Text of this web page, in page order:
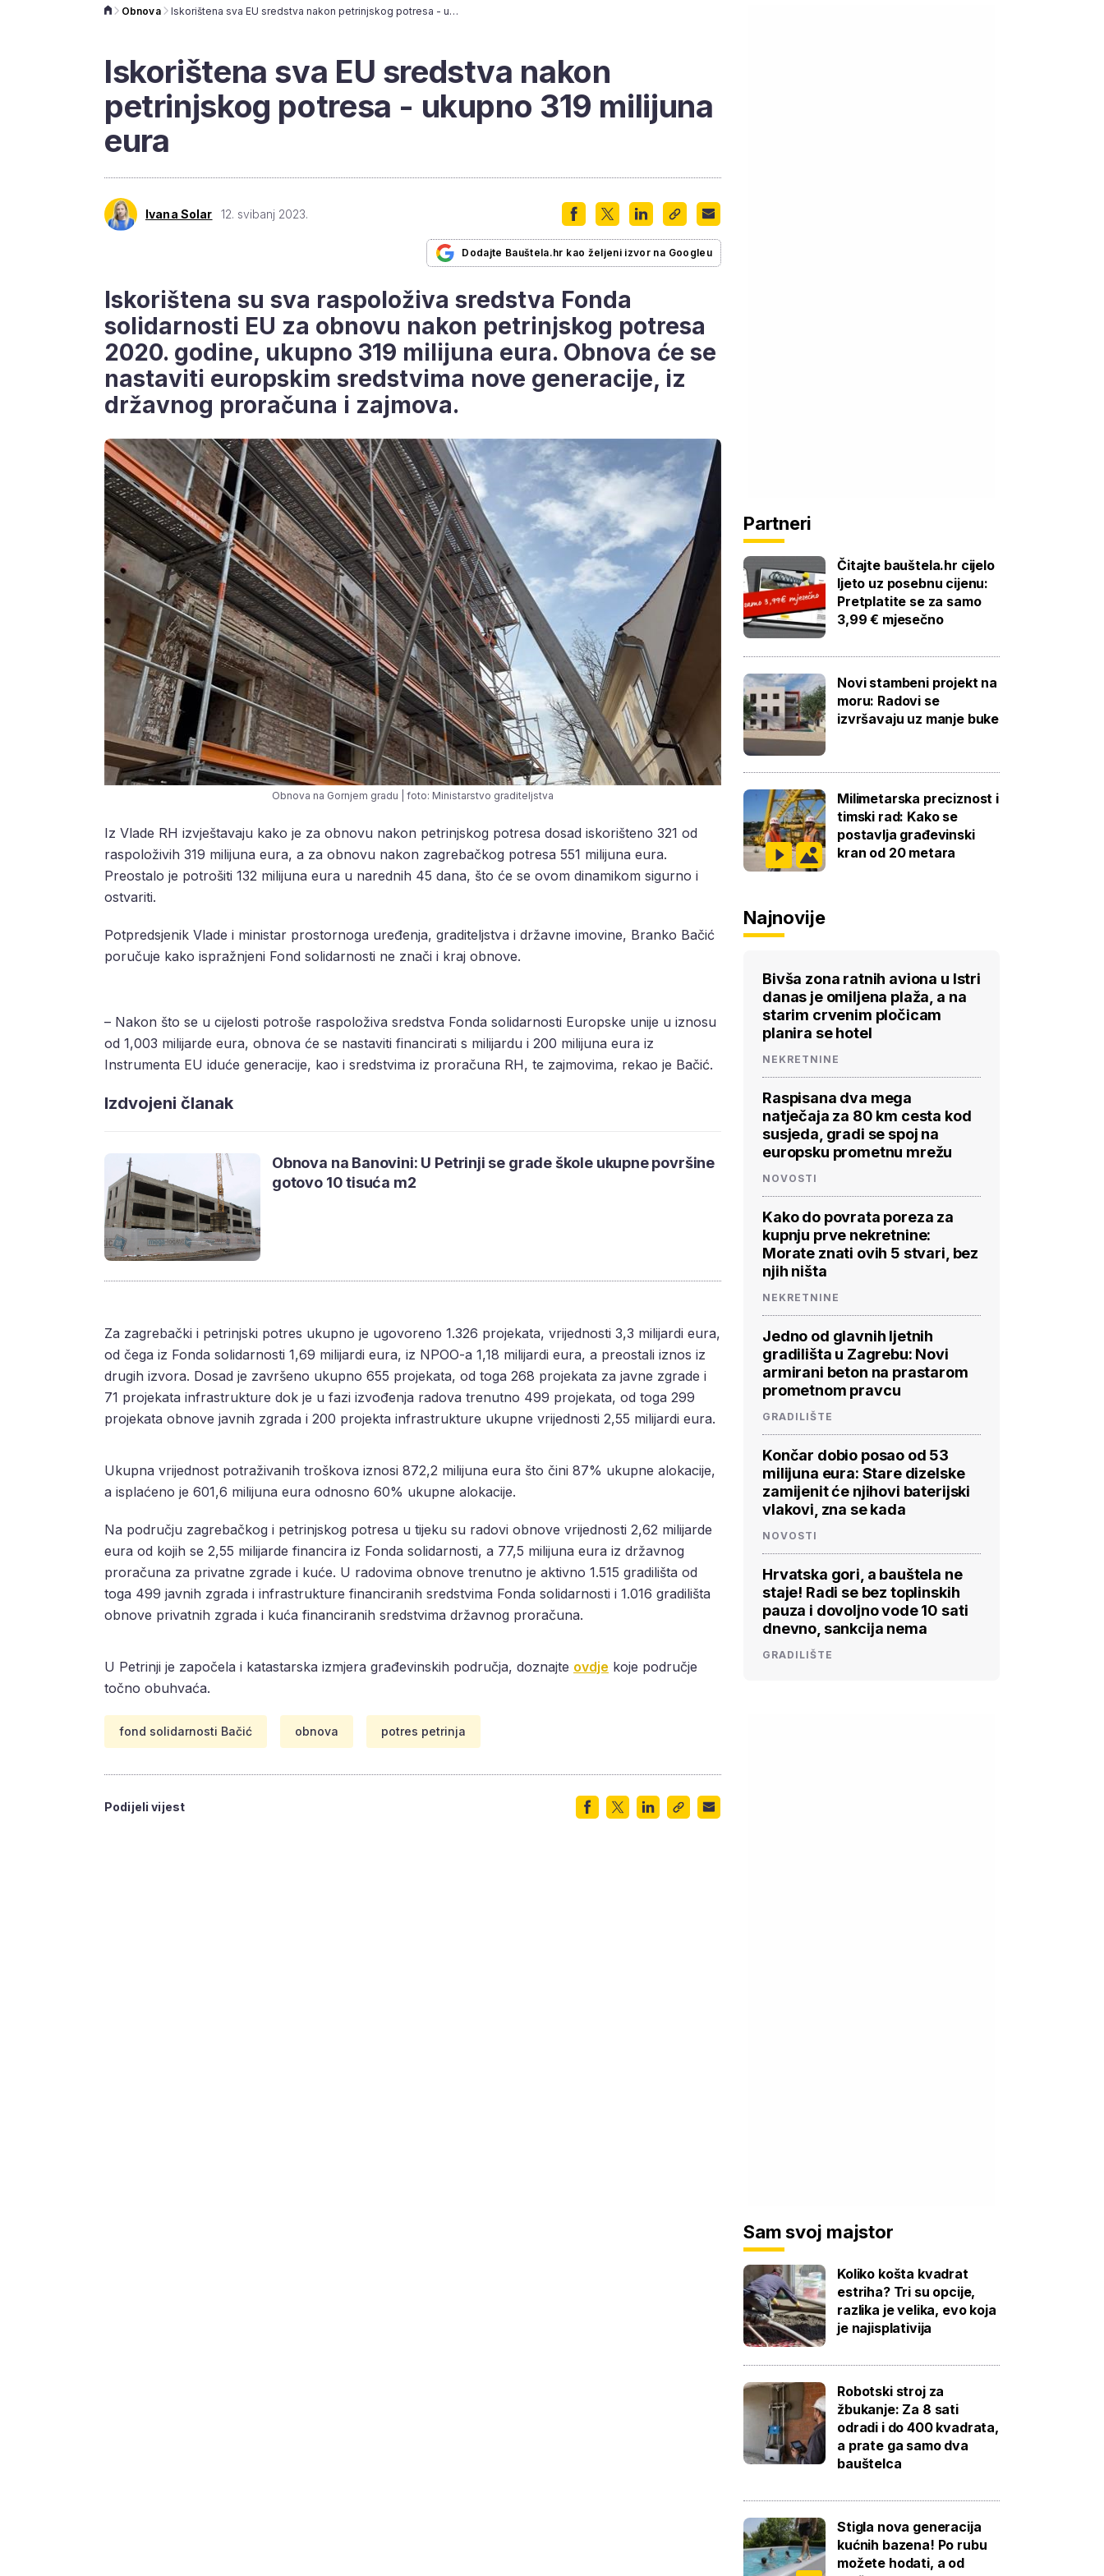
Obnova Iskorištena sva EU sredstva nakon petrinjskog potresa - ukupno 319 milijuna eura
Iskorištena sva EU sredstva nakon
petrinjskog potresa - ukupno 319 milijuna
eura
Ivana Solar 12. svibanj 2023.
Dodajte Bauštela.hr kao željeni izvor na Googleu
Iskorištena su sva raspoloživa sredstva Fonda
solidarnosti EU za obnovu nakon petrinjskog potresa
2020. godine, ukupno 319 milijuna eura. Obnova će se
nastaviti europskim sredstvima nove generacije, iz
državnog proračuna i zajmova.
Obnova na Gornjem gradu | foto: Ministarstvo graditeljstva
Iz Vlade RH izvještavaju kako je za obnovu nakon petrinjskog potresa dosad iskorišteno 321 od
raspoloživih 319 milijuna eura, a za obnovu nakon zagrebačkog potresa 551 milijuna eura.
Preostalo je potrošiti 132 milijuna eura u narednih 45 dana, što će se ovom dinamikom sigurno i
ostvariti.
Potpredsjenik Vlade i ministar prostornoga uređenja, graditeljstva i državne imovine, Branko Bačić
poručuje kako ispražnjeni Fond solidarnosti ne znači i kraj obnove.
– Nakon što se u cijelosti potroše raspoloživa sredstva Fonda solidarnosti Europske unije u iznosu
od 1,003 milijarde eura, obnova će se nastaviti financirati s milijardu i 200 milijuna eura iz
Instrumenta EU iduće generacije, kao i sredstvima iz proračuna RH, te zajmovima, rekao je Bačić.
Izdvojeni članak
Obnova na Banovini: U Petrinji se grade škole ukupne površine
gotovo 10 tisuća m2
Za zagrebački i petrinjski potres ukupno je ugovoreno 1.326 projekata, vrijednosti 3,3 milijardi eura,
od čega iz Fonda solidarnosti 1,69 milijardi eura, iz NPOO-a 1,18 milijardi eura, a preostali iznos iz
drugih izvora. Dosad je završeno ukupno 655 projekata, od toga 268 projekata za javne zgrade i
71 projekata infrastrukture dok je u fazi izvođenja radova trenutno 499 projekata, od toga 299
projekata obnove javnih zgrada i 200 projekta infrastrukture ukupne vrijednosti 2,55 milijardi eura.
Ukupna vrijednost potraživanih troškova iznosi 872,2 milijuna eura što čini 87% ukupne alokacije,
a isplaćeno je 601,6 milijuna eura odnosno 60% ukupne alokacije.
Na području zagrebačkog i petrinjskog potresa u tijeku su radovi obnove vrijednosti 2,62 milijarde
eura od kojih se 2,55 milijarde financira iz Fonda solidarnosti, a 77,5 milijuna eura iz državnog
proračuna za privatne zgrade i kuće. U radovima obnove trenutno je aktivno 1.515 gradilišta od
toga 499 javnih zgrada i infrastrukture financiranih sredstvima Fonda solidarnosti i 1.016 gradilišta
obnove privatnih zgrada i kuća financiranih sredstvima državnog proračuna.
U Petrinji je započela i katastarska izmjera građevinskih područja, doznajte ovdje koje područje
točno obuhvaća.
fond solidarnosti Bačić obnova potres petrinja
Podijeli vijest
Partneri
Čitajte bauštela.hr cijelo
ljeto uz posebnu cijenu:
Pretplatite se za samo
3,99 € mjesečno
Novi stambeni projekt na
moru: Radovi se
izvršavaju uz manje buke
Milimetarska preciznost i
timski rad: Kako se
postavlja građevinski
kran od 20 metara
Najnovije
Bivša zona ratnih aviona u Istri
danas je omiljena plaža, a na
starim crvenim pločicam
planira se hotel
NEKRETNINE
Raspisana dva mega
natječaja za 80 km cesta kod
susjeda, gradi se spoj na
europsku prometnu mrežu
NOVOSTI
Kako do povrata poreza za
kupnju prve nekretnine:
Morate znati ovih 5 stvari, bez
njih ništa
NEKRETNINE
Jedno od glavnih ljetnih
gradilišta u Zagrebu: Novi
armirani beton na prastarom
prometnom pravcu
GRADILIŠTE
Končar dobio posao od 53
milijuna eura: Stare dizelske
zamijenit će njihovi baterijski
vlakovi, zna se kada
NOVOSTI
Hrvatska gori, a bauštela ne
staje! Radi se bez toplinskih
pauza i dovoljno vode 10 sati
dnevno, sankcija nema
GRADILIŠTE
Sam svoj majstor
Koliko košta kvadrat
estriha? Tri su opcije,
razlika je velika, evo koja
je najisplativija
Robotski stroj za
žbukanje: Za 8 sati
odradi i do 400 kvadrata,
a prate ga samo dva
bauštelca
Stigla nova generacija
kućnih bazena! Po rubu
možete hodati, a od